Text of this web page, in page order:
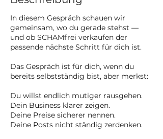
n
In diesem Gespräch schauen wir
gemeinsam, wo du gerade stehst —
und ob SCHAMfrei verkaufen der
passende nächste Schritt für dich ist.
Das Gespräch ist für dich, wenn du
bereits selbstständig bist, aber merkst:
Du willst endlich mutiger rausgehen.
Dein Business klarer zeigen.
Deine Preise sicherer nennen.
Deine Posts nicht ständig zerdenken.